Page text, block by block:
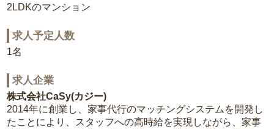
2LDKのマンション
求人予定人数
1名
求人企業
株式会社CaSy(カジー)
2014年に創業し、家事代行のマッチングシステムを開発し
たことにより、スタッフへの高時給を実現しながら、家事